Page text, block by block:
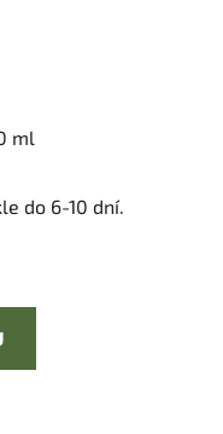
ml
do 6-10 dní.